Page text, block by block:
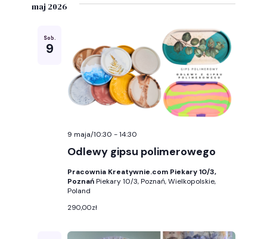
maj 2026
Sob.
9
Odlewy gipsu polimerowego
9 maja/10:30 -14:30
Pracownia Kreatywnie.com Piekary 10/3,
PoznańPiekary 10/3, Poznań, Wielkopolskie,
Poland
290,00zł